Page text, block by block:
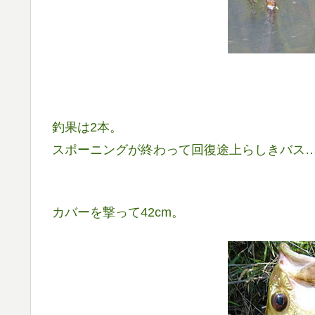
釣果は2本。
スポーニングが終わって回復途上らしきバス
カバーを撃って42cm。